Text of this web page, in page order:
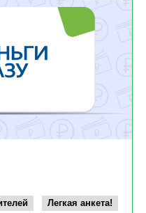
Легкая анкета!